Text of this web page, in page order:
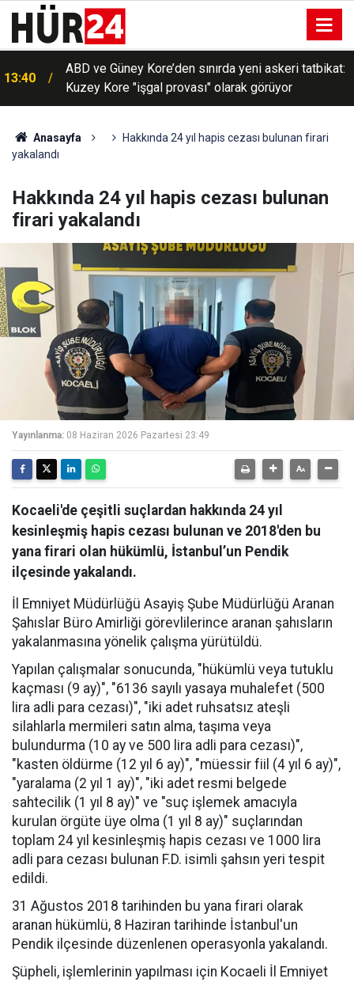
13:40
ABD ve Güney Kore’den sınırda yeni askeri tatbikat:
Kuzey Kore "işgal provası" olarak görüyor
Anasayfa
Hakkında 24 yıl hapis cezası bulunan firari
yakalandı
Hakkında 24 yıl hapis cezası bulunan
firari yakalandı
Yayınlanma: 08 Haziran 2026 Pazartesi 23:49
Kocaeli'de çeşitli suçlardan hakkında 24 yıl
kesinleşmiş hapis cezası bulunan ve 2018'den bu
yana firari olan hükümlü, İstanbul’un Pendik
ilçesinde yakalandı.
İl Emniyet Müdürlüğü Asayiş Şube Müdürlüğü Aranan
Şahıslar Büro Amirliği görevlilerince aranan şahısların
yakalanmasına yönelik çalışma yürütüldü.
Yapılan çalışmalar sonucunda, "hükümlü veya tutuklu
kaçması (9 ay)", "6136 sayılı yasaya muhalefet (500
lira adli para cezası)", "iki adet ruhsatsız ateşli
silahlarla mermileri satın alma, taşıma veya
bulundurma (10 ay ve 500 lira adli para cezası)",
"kasten öldürme (12 yıl 6 ay)", "müessir fiil (4 yıl 6 ay)",
"yaralama (2 yıl 1 ay)", "iki adet resmi belgede
sahtecilik (1 yıl 8 ay)" ve "suç işlemek amacıyla
kurulan örgüte üye olma (1 yıl 8 ay)" suçlarından
toplam 24 yıl kesinleşmiş hapis cezası ve 1000 lira
adli para cezası bulunan F.D. isimli şahsın yeri tespit
edildi.
31 Ağustos 2018 tarihinden bu yana firari olarak
aranan hükümlü, 8 Haziran tarihinde İstanbul'un
Pendik ilçesinde düzenlenen operasyonla yakalandı.
Şüpheli, işlemlerinin yapılması için Kocaeli İl Emniyet